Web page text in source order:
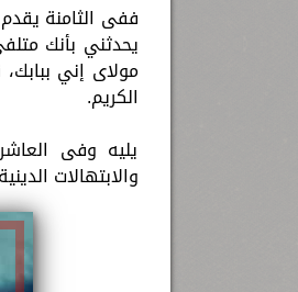
ففى الثامنة
يحدثني بأنك
مولاى إني
الكريم.
يليه وفى
والابتهالات